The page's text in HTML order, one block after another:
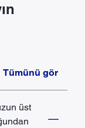
Tümünü gör
üst